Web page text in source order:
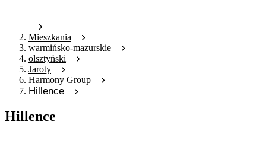
Mieszkania
warmińsko-mazurskie
olsztyński
Jaroty
Harmony Group
Hillence
Hillence